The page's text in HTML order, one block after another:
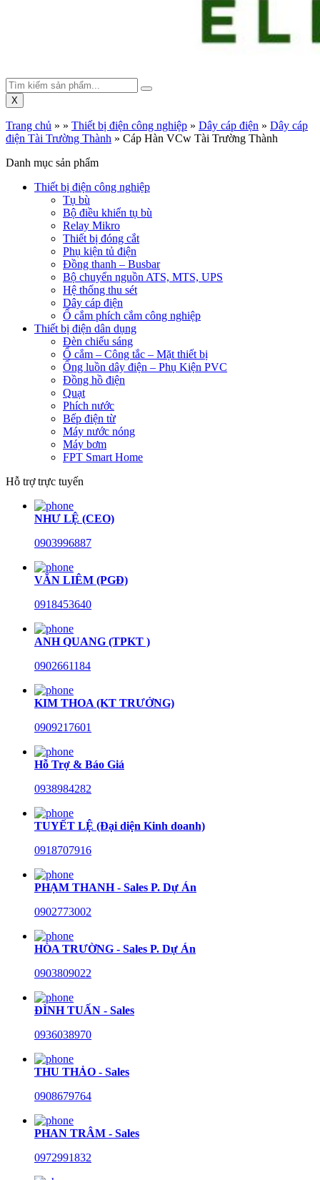
X
Trang chủ » » Thiết bị điện công nghiệp » Dây cáp điện » Dây cáp
điện Tài Trường Thành » Cáp Hàn VCw Tài Trường Thành
Danh mục sản phẩm
Thiết bị điện công nghiệp
Tụ bù
Bộ điều khiển tụ bù
Relay Mikro
Thiết bị đóng cắt
Phụ kiện tủ điện
Đồng thanh – Busbar
Bộ chuyển nguồn ATS, MTS, UPS
Hệ thống thu sét
Dây cáp điện
Ổ cắm phích cắm công nghiệp
Thiết bị điện dân dụng
Đèn chiếu sáng
Ổ cắm – Công tắc – Mặt thiết bị
Ống luồn dây điện – Phụ Kiện PVC
Đồng hồ điện
Quạt
Phích nước
Bếp điện từ
Máy nước nóng
Máy bơm
FPT Smart Home
Hỗ trợ trực tuyến
NHƯ LỆ (CEO)
0903996887
VĂN LIÊM (PGĐ)
0918453640
ANH QUANG (TPKT )
0902661184
KIM THOA (KT TRƯỞNG)
0909217601
Hỗ Trợ & Báo Giá
0938984282
TUYẾT LỆ (Đại diện Kinh doanh)
0918707916
PHẠM THANH - Sales P. Dự Án
0902773002
HÒA TRƯỜNG - Sales P. Dự Án
0903809022
ĐÌNH TUẤN - Sales
0936038970
THU THẢO - Sales
0908679764
PHAN TRÂM - Sales
0972991832